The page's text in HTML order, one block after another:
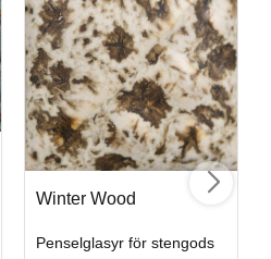
Winter Wood
Penselglasyr för stengods